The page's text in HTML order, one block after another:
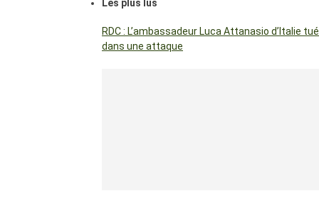
Les plus lus
RDC : L’ambassadeur Luca Attanasio d’Italie tué
dans une attaque